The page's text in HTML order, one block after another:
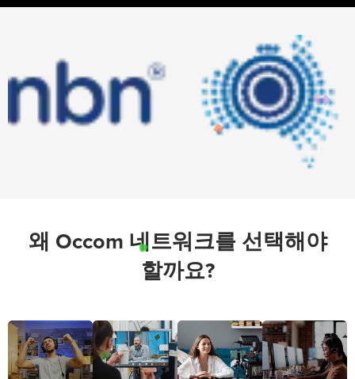
왜 Occom 네트워크를 선택해야
할까요?